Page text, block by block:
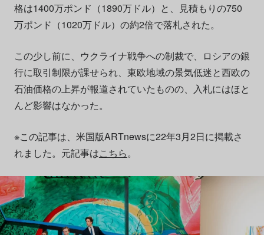
格は1400万ポンド（1890万ドル）と、見積もりの750
万ポンド（1020万ドル）の約​​2倍で落札された。
この少し前に、ウクライナ戦争への制裁で、ロシアの銀
行に取引制限が課せられ、東欧地域の景気低迷と西欧の
石油価格の上昇が報道されていたものの、入札にはほと
んど影響はなかった。
※この記事は、米国版ARTnewsに22年3月2日に掲載さ
れました。元記事はこちら。